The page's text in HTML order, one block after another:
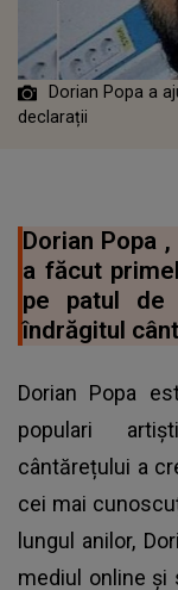
Dorian Popa a
declarații
Dorian Popa
a făcut
pe patul de
îndrăgitul
Dorian Popa
populari
cântărețului a
cei mai
lungul anilor,
mediul online și